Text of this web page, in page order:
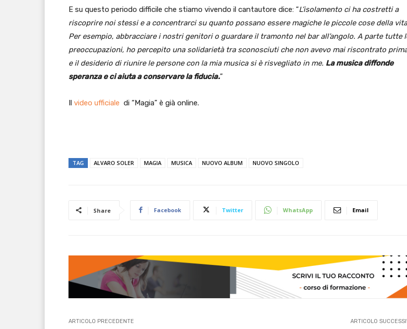
E su questo periodo difficile che stiamo vivendo il cantautore dice: “L’isolamento ci ha costretti a
riscoprire noi stessi e a concentrarci su quanto possano essere magiche le piccole cose della
Per esempio, abbracciare i nostri genitori o guardare il tramonto nel bar all’angolo. A parte tutte
preoccupazioni, ho percepito una solidarietà tra sconosciuti che non avevo mai riscontrato
e il desiderio di riunire le persone con la mia musica si è risvegliato in me. La musica diffonde
speranza e ci aiuta a conservare la fiducia.”
Il video ufficiale di “Magia” è già online.
TAG ALVARO SOLER MAGIA MUSICA NUOVO ALBUM NUOVO SINGOLO
Share Facebook Twitter WhatsApp Email
ARTICOLO PRECEDENTE ARTICOLO